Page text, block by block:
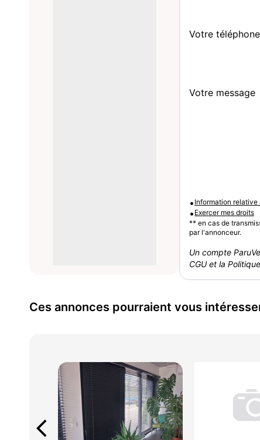
Votre téléphone
Votre message
• Information
• Exercer mes droits
** en cas de
par l'annonceur.
Un compte
CGU et la
Ces annonces pourraient vous
arrow_back_ios